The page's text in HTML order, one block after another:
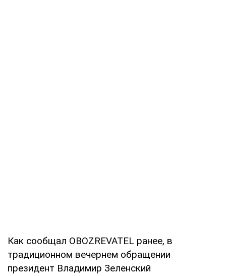
Как сообщал OBOZREVATEL ранее, в
традиционном вечернем обращении
президент Владимир Зеленский